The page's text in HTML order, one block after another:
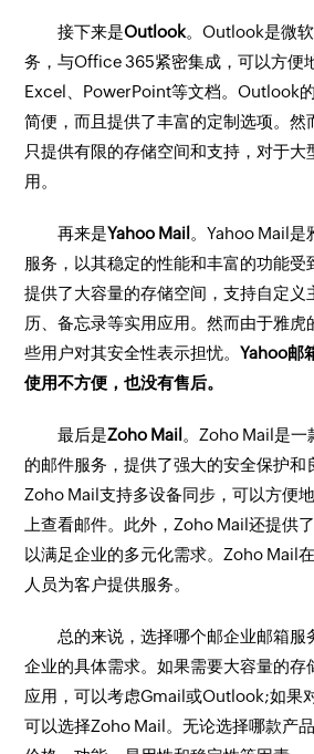
接下来是Outlook。Outlook是微
务，与Office 365紧密集成，可以方便
Excel、PowerPoint等文档。Outlook
简便，而且提供了丰富的定制选项。
只提供有限的存储空间和支持，对于大
用。
再来是Yahoo Mail 。Yahoo Mail是
服务，以其稳定的性能和丰富的功能受
提供了大容量的存储空间，支持自定义
历、备忘录等实用应用。然而由于雅虎
些用户对其安全性表示担忧。Yahoo邮
使用不方便，也没有售后。
最后是Zoho Mail 。Zoho Mail是一
的邮件服务，提供了强大的安全保护和
Zoho Mail支持多设备同步，可以方便
上查看邮件。此外，Zoho Mail还提供
以满足企业的多元化需求。Zoho Mail
人员为客户提供服务。
总的来说，选择哪个邮企业邮箱服
企业的具体需求。如果需要大容量的存
应用，可以考虑Gmail或Outlook;如果
可以选择Zoho Mail。无论选择哪款产